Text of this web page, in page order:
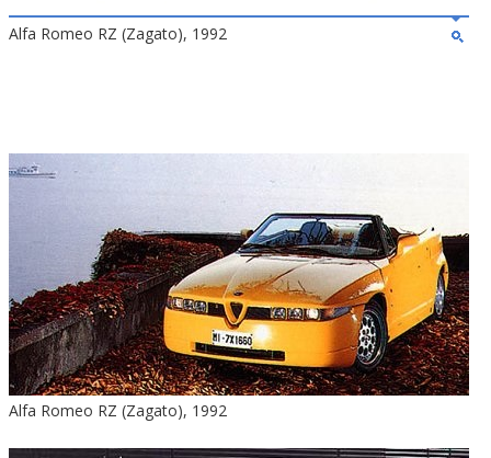
Alfa Romeo RZ (Zagato), 1992
Alfa Romeo RZ (Zagato), 1992